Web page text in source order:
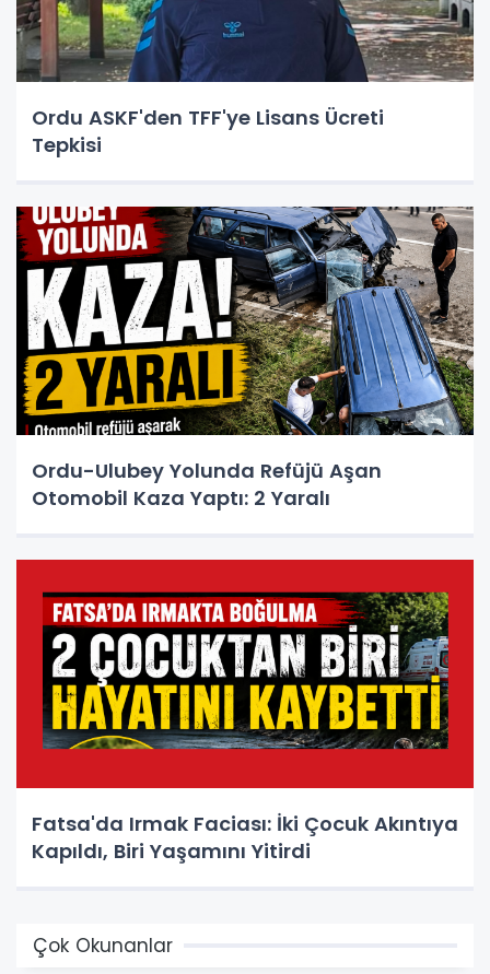
Ordu ASKF'den TFF'ye Lisans Ücreti
Tepkisi
Ordu-Ulubey Yolunda Refüjü Aşan
Otomobil Kaza Yaptı: 2 Yaralı
Fatsa'da Irmak Faciası: İki Çocuk Akıntıya
Kapıldı, Biri Yaşamını Yitirdi
Çok Okunanlar